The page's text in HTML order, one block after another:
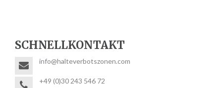
SCHNELLKONTAKT
info@halteverbotszonen.com
+49 (0)30 243 546 72